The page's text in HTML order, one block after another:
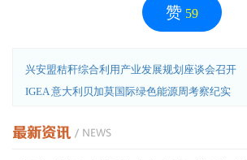
赞 59
兴安盟秸秆综合利用产业发展规划座谈会召开
IGEA 意大利贝加莫国际绿色能源周考察纪实